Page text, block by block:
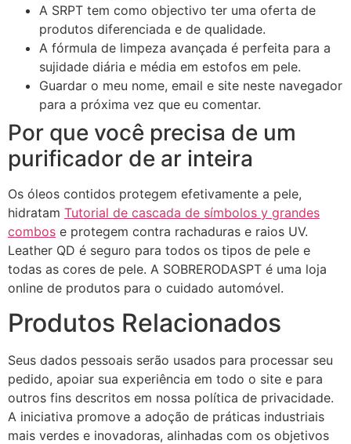
A SRPT tem como objectivo ter uma oferta de
produtos diferenciada e de qualidade.
A fórmula de limpeza avançada é perfeita para a
sujidade diária e média em estofos em pele.
Guardar o meu nome, email e site neste navegador
para a próxima vez que eu comentar.
Por que você precisa de um
purificador de ar inteira
Os óleos contidos protegem efetivamente a pele,
hidratam Tutorial de cascada de símbolos y grandes
combos e protegem contra rachaduras e raios UV.
Leather QD é seguro para todos os tipos de pele e
todas as cores de pele. A SOBRERODASPT é uma loja
online de produtos para o cuidado automóvel.
Produtos Relacionados
Seus dados pessoais serão usados ​​para processar seu
pedido, apoiar sua experiência em todo o site e para
outros fins descritos em nossa política de privacidade.
A iniciativa promove a adoção de práticas industriais
mais verdes e inovadoras, alinhadas com os objetivos